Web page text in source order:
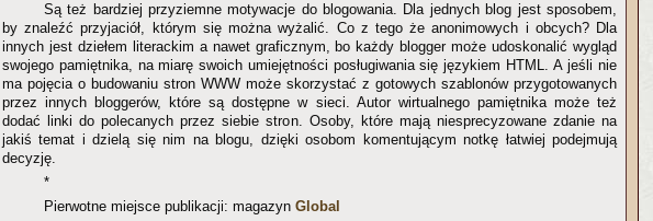
Są też bardziej przyziemne motywacje do blogowania. Dla jednych blog jest sposobem,
by znaleźć przyjaciół, którym się można wyżalić. Co z tego że anonimowych i obcych? Dla
innych jest dziełem literackim a nawet graficznym, bo każdy blogger może udoskonalić wygląd
swojego pamiętnika, na miarę swoich umiejętności posługiwania się językiem HTML. A jeśli nie
ma pojęcia o budowaniu stron WWW może skorzystać z gotowych szablonów przygotowanych
przez innych bloggerów, które są dostępne w sieci. Autor wirtualnego pamiętnika może też
dodać linki do polecanych przez siebie stron. Osoby, które mają niesprecyzowane zdanie na
jakiś temat i dzielą się nim na blogu, dzięki osobom komentującym notkę łatwiej podejmują
decyzję.
*
Pierwotne miejsce publikacji: magazyn Global